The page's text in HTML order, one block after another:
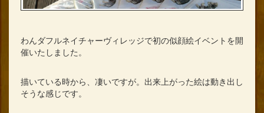
わんダフルネイチャーヴィレッジで初の似顔絵イベントを開
催いたしました。
描いている時から、凄いですが。出来上がった絵は動き出し
そうな感じです。